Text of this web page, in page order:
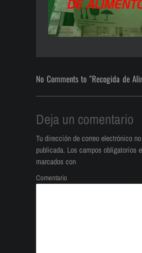
No Comments to "Recogida de
Deja un comentario
Tu dirección de correo electrónico
publicada. Los campos obligatorios
marcados con
Comentario